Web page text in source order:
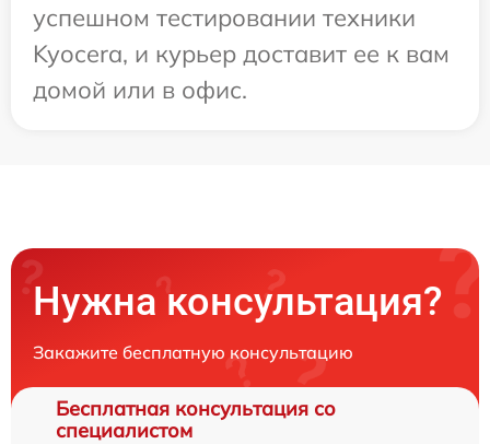
успешном тестировании техники
Kyocera, и курьер доставит ее к вам
домой или в офис.
Нужна консультация?
Закажите бесплатную консультацию
Бесплатная консультация со
специалистом